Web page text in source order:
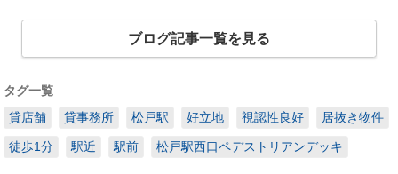
ブログ記事一覧を見る
タグ一覧
貸店舗
貸事務所 松戸駅 好立地 視認性良好 居抜き物件
徒歩1分 駅近 駅前 松戸駅西口ペデストリアンデッキ